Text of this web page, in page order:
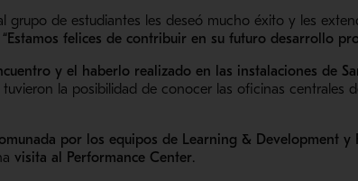
grupo de estudiantes les deseó mucho éxito y les
“Estamos felices de contribuir en su futuro desarrollo
y el haberlo realizado en las instalaciones de
la posibilidad de conocer las oficinas centrales
por los equipos de Learning & Development y
visita al Performance Center.